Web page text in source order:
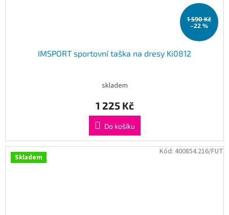
1 590 Kč
–22 %
IMSPORT sportovní taška na dresy Ki0812
skladem
1 225 Kč
Do košíku
Skladem
Kód: 400854.216/FUT